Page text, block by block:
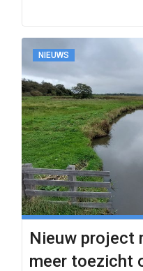
NIEUWS
Nieuw project
meer toezicht